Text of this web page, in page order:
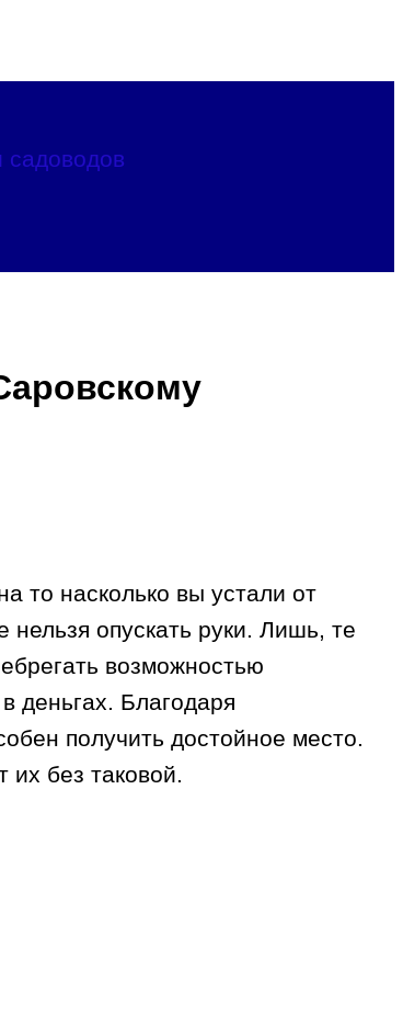
садоводов
то насколько вы устали от
опускать руки. Лишь, те
возможностью
деньгах. Благодаря
получить достойное место.
без таковой.